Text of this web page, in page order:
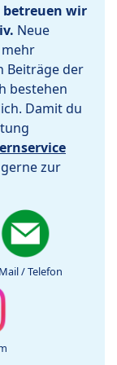
betreuen wir
Neue
Beiträge der
bestehen
Damit du
zur
/ Telefon